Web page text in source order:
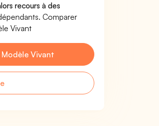
recours à des
Comparer
Vivant
Vivant